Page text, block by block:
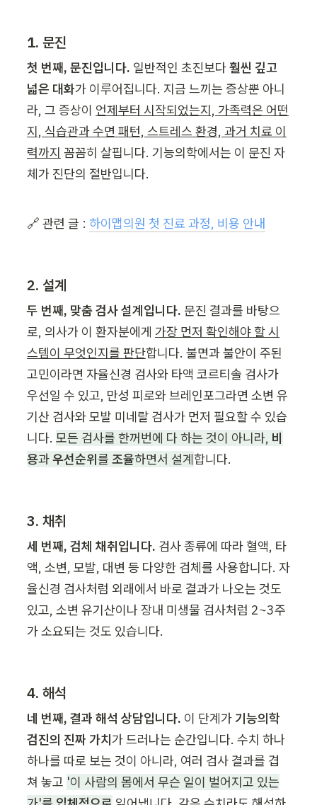
1. 문진
첫 번째, 문진입니다. 일반적인 초진보다 훨씬 깊고
넓은 대화가 이루어집니다. 지금 느끼는 증상뿐 아니
라, 그 증상이 언제부터 시작되었는지, 가족력은 어떤
지, 식습관과 수면 패턴, 스트레스 환경, 과거 치료 이
력까지 꼼꼼히 살핍니다. 기능의학에서는 이 문진 자
체가 진단의 절반입니다.
🔗 관련 글 : 하이맵의원 첫 진료 과정, 비용 안내
2. 설계
두 번째, 맞춤 검사 설계입니다. 문진 결과를 바탕으
로, 의사가 이 환자분에게 가장 먼저 확인해야 할 시
스템이 무엇인지를 판단합니다. 불면과 불안이 주된
고민이라면 자율신경 검사와 타액 코르티솔 검사가
우선일 수 있고, 만성 피로와 브레인포그라면 소변 유
기산 검사와 모발 미네랄 검사가 먼저 필요할 수 있습
니다. 모든 검사를 한꺼번에 다 하는 것이 아니라, 비
용과 우선순위를 조율하면서 설계합니다.
3. 채취
세 번째, 검체 채취입니다. 검사 종류에 따라 혈액, 타
액, 소변, 모발, 대변 등 다양한 검체를 사용합니다. 자
율신경 검사처럼 외래에서 바로 결과가 나오는 것도
있고, 소변 유기산이나 장내 미생물 검사처럼 2~3주
가 소요되는 것도 있습니다.
4. 해석
네 번째, 결과 해석 상담입니다. 이 단계가 기능의학
검진의 진짜 가치가 드러나는 순간입니다. 수치 하나
하나를 따로 보는 것이 아니라, 여러 검사 결과를 겹
쳐 놓고 '이 사람의 몸에서 무슨 일이 벌어지고 있는